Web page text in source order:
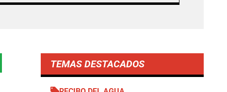
TEMAS DESTACADOS